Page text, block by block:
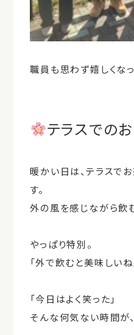
職員も思わず嬉しくな
テラスでの
暖かい日は、テラスで
す。
外の風を感じながら飲
やっぱり特別。
「外で飲むと美味しいね
「今日はよく笑った」
そんな何気ない時間が、